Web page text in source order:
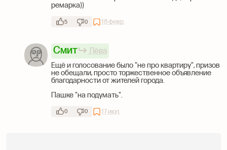
ремарка))
5 0 18 февр.
Смит
Лёва
Ещё и голосование было "не про квартиру", призов
не обещали, просто торжественное объявление
благодарности от жителей города.
Пашке "на подумать".
0 0 17 июл.